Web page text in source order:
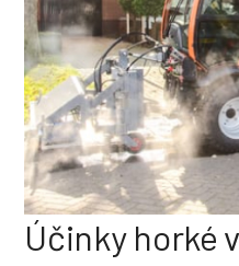
Účinky horké